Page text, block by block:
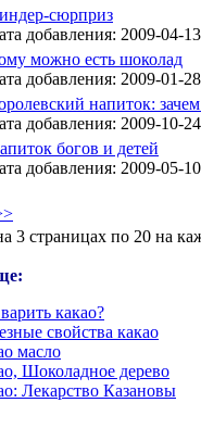
сюрприз
добавления: 2009-04-
можно есть шоколад
добавления: 2009-01-
напиток:
добавления: 2009-10-
богов и детей
добавления: 2009-05-
3 страницах по 20 на
какао?
свойства какао
масло
Шоколадное дерево
Лекарство Казановы